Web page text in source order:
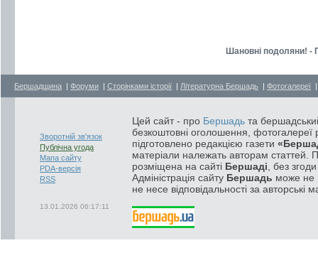
Шановні подоляни! -
Бершадщина | Форуми | Сторінками історії | Літературна Бершадь | Фотогалереї
Зворотній зв'язок
Публічна угода
Мапа сайту
PDA-версія
RSS
13.01.2026 06:17:11
Цей сайт - про Бершадь та
безкоштовні оголошення, фотогалереї
підготовлено редакцією газети
матеріали належать авторам статтей.
розміщена на сайті Бершаді , без
Адміністрація сайту Бершадь може не
не несе відповідальності за авторські